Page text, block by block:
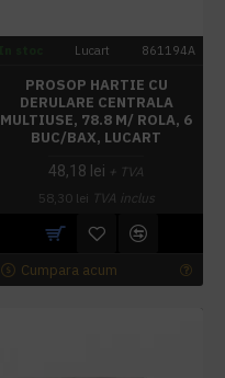
Lucart 861194A
PROSOP HARTIE CU
DERULARE CENTRALA
MULTIUSE, 78.8 M/ ROLA, 6
BUC/BAX, LUCART
48,18 lei + TVA
58,30 lei TVA inclus
Cumpara acum